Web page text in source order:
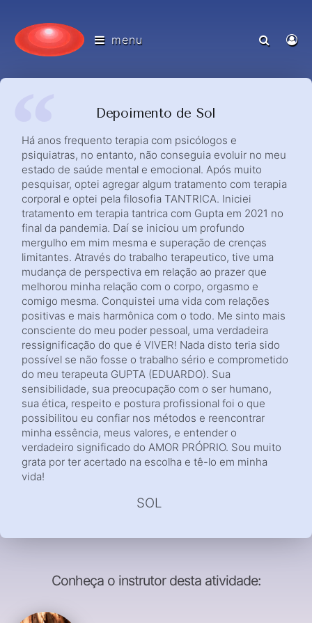
menu
Depoimento de Sol
Há anos frequento terapia com psicólogos e
psiquiatras, no entanto, não conseguia evoluir no meu
estado de saúde mental e emocional. Após muito
pesquisar, optei agregar algum tratamento com terapia
corporal e optei pela filosofia TANTRICA. Iniciei
tratamento em terapia tantrica com Gupta em 2021 no
final da pandemia. Daí se iniciou um profundo
mergulho em mim mesma e superação de crenças
limitantes. Através do trabalho terapeutico, tive uma
mudança de perspectiva em relação ao prazer que
melhorou minha relação com o corpo, orgasmo e
comigo mesma. Conquistei uma vida com relações
positivas e mais harmônica com o todo. Me sinto mais
consciente do meu poder pessoal, uma verdadeira
ressignificação do que é VIVER! Nada disto teria sido
possível se não fosse o trabalho sério e comprometido
do meu terapeuta GUPTA (EDUARDO). Sua
sensibilidade, sua preocupação com o ser humano,
sua ética, respeito e postura profissional foi o que
possibilitou eu confiar nos métodos e reencontrar
minha essência, meus valores, e entender o
verdadeiro significado do AMOR PRÓPRIO. Sou muito
grata por ter acertado na escolha e tê-lo em minha
vida!
SOL
Conheça o instrutor desta atividade: